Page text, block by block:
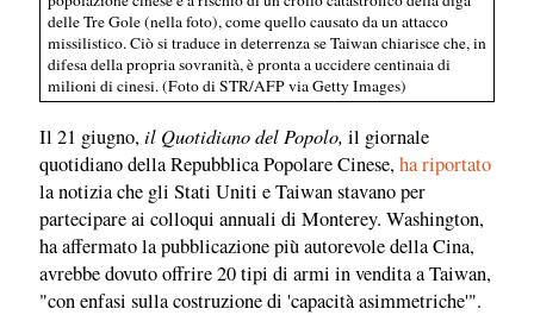
delle Tre Gole (nella foto), come quello causato da un attacco
missilistico. Ciò si traduce in deterrenza se Taiwan chiarisce che, in
difesa della propria sovranità, è pronta a uccidere centinaia di
milioni di cinesi. (Foto di STR/AFP via Getty Images)
Il 21 giugno,il Quotidiano del Popolo, il giornale
quotidiano della Repubblica Popolare Cinese,ha riportato
la notizia che gli Stati Uniti e Taiwan stavano per
partecipare ai colloqui annuali di Monterey. Washington,
ha affermato la pubblicazione più autorevole della Cina,
avrebbe dovuto offrire 20 tipi di armi in vendita a Taiwan,
"con enfasi sulla costruzione di 'capacità asimmetriche'".